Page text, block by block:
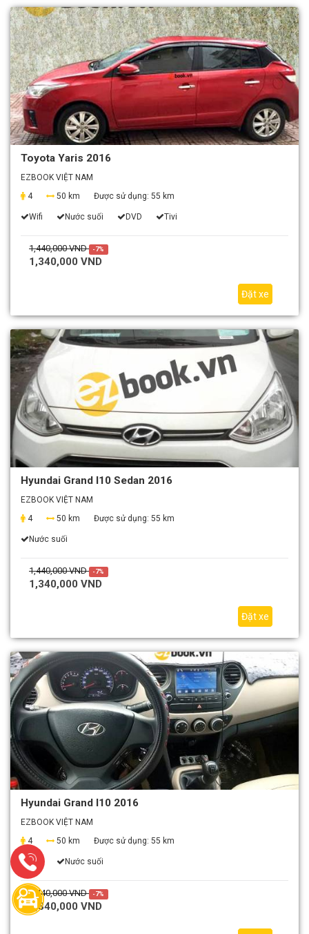
Toyota Yaris 2016
EZBOOK VIỆT NAM
4
50 km Được sử dụng: 55 km
Wifi Nước suối DVD Tivi
1,440,000 VND -7%
1,340,000 VND
Đặt xe
Hyundai Grand I10 Sedan 2016
EZBOOK VIỆT NAM
4
50 km Được sử dụng: 55 km
Nước suối
1,440,000 VND -7%
1,340,000 VND
Đặt xe
Hyundai Grand I10 2016
EZBOOK VIỆT NAM
4
50 km Được sử dụng: 55 km
Wifi Nước suối
1,440,000 VND -7%
1,340,000 VND